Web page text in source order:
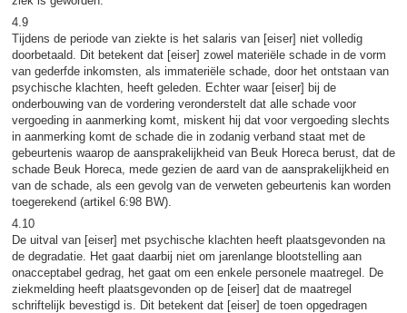
4.9
Tijdens de periode van ziekte is het salaris van [eiser] niet volledig
doorbetaald. Dit betekent dat [eiser] zowel materiële schade in de vorm
van gederfde inkomsten, als immateriële schade, door het ontstaan van
psychische klachten, heeft geleden. Echter waar [eiser] bij de
onderbouwing van de vordering veronderstelt dat alle schade voor
vergoeding in aanmerking komt, miskent hij dat voor vergoeding slechts
in aanmerking komt de schade die in zodanig verband staat met de
gebeurtenis waarop de aansprakelijkheid van Beuk Horeca berust, dat de
schade Beuk Horeca, mede gezien de aard van de aansprakelijkheid en
van de schade, als een gevolg van de verweten gebeurtenis kan worden
toegerekend (artikel 6:98 BW).
4.10
De uitval van [eiser] met psychische klachten heeft plaatsgevonden na
de degradatie. Het gaat daarbij niet om jarenlange blootstelling aan
onacceptabel gedrag, het gaat om een enkele personele maatregel. De
ziekmelding heeft plaatsgevonden op de [eiser] dat de maatregel
schriftelijk bevestigd is. Dit betekent dat [eiser] de toen opgedragen